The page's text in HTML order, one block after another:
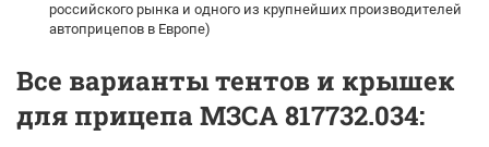
российского рынка и одного из крупнейших производителей
автоприцепов в Европе)
Все варианты тентов и крышек
для прицепа МЗСА 817732.034: